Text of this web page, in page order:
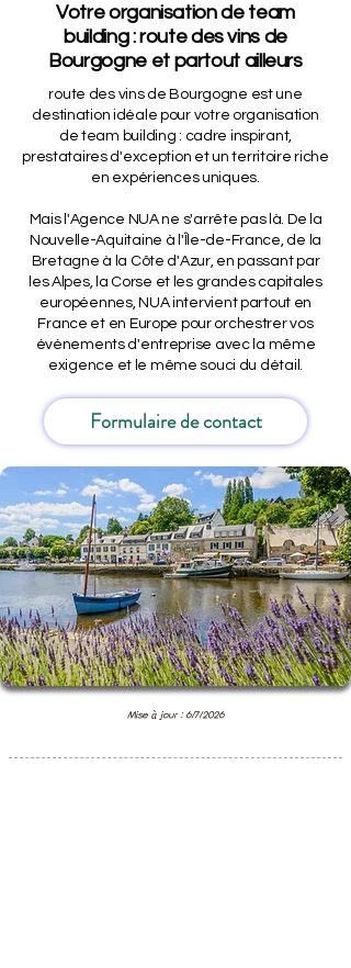
Votre organisation de team
building : route des vins de
Bourgogne et partout ailleurs
route des vins de Bourgogne est une
destination idéale pour votre organisation
de team building : cadre inspirant,
prestataires d'exception et un territoire riche
en expériences uniques.
Mais l'Agence NUA ne s'arrête pas là. De la
Nouvelle-Aquitaine à l'Île-de-France, de la
Bretagne à la Côte d'Azur, en passant par
les Alpes, la Corse et les grandes capitales
européennes, NUA intervient partout en
France et en Europe pour orchestrer vos
événements d'entreprise avec la même
exigence et le même souci du détail.
Formulaire de contact
Mise à jour : 6/7/2026